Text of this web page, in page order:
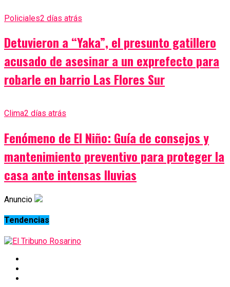
Policiales2 días atrás
Detuvieron a “Yaka”, el presunto gatillero
acusado de asesinar a un exprefecto para
robarle en barrio Las Flores Sur
Clima2 días atrás
Fenómeno de El Niño: Guía de consejos y
mantenimiento preventivo para proteger la
casa ante intensas lluvias
Anuncio
Tendencias